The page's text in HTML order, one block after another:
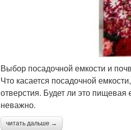
Выбор посадочной емкости и
Что касается посадочной
отверстия. Будет ли это
неважно.
читать дальше →